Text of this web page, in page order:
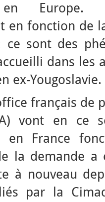
Europe.
en fonction de
sont des
dans les
ex-Yougoslavie.
français de
vont en ce
en France
la demande
à nouveau
par la